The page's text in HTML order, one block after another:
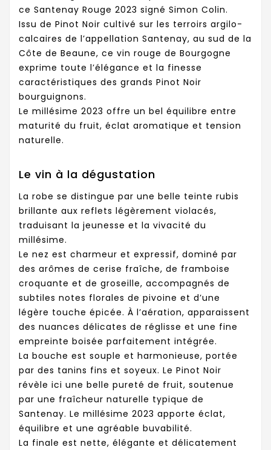
ce Santenay Rouge 2023 signé Simon Colin.
Issu de Pinot Noir cultivé sur les terroirs argilo-
calcaires de l’appellation Santenay, au sud de la
Côte de Beaune, ce vin rouge de Bourgogne
exprime toute l’élégance et la finesse
caractéristiques des grands Pinot Noir
bourguignons.
Le millésime 2023 offre un bel équilibre entre
maturité du fruit, éclat aromatique et tension
naturelle.
Le vin à la dégustation
La robe se distingue par une belle teinte rubis
brillante aux reflets légèrement violacés,
traduisant la jeunesse et la vivacité du
millésime.
Le nez est charmeur et expressif, dominé par
des arômes de cerise fraîche, de framboise
croquante et de groseille, accompagnés de
subtiles notes florales de pivoine et d’une
légère touche épicée. À l’aération, apparaissent
des nuances délicates de réglisse et une fine
empreinte boisée parfaitement intégrée.
La bouche est souple et harmonieuse, portée
par des tanins fins et soyeux. Le Pinot Noir
révèle ici une belle pureté de fruit, soutenue
par une fraîcheur naturelle typique de
Santenay. Le millésime 2023 apporte éclat,
équilibre et une agréable buvabilité.
La finale est nette, élégante et délicatement